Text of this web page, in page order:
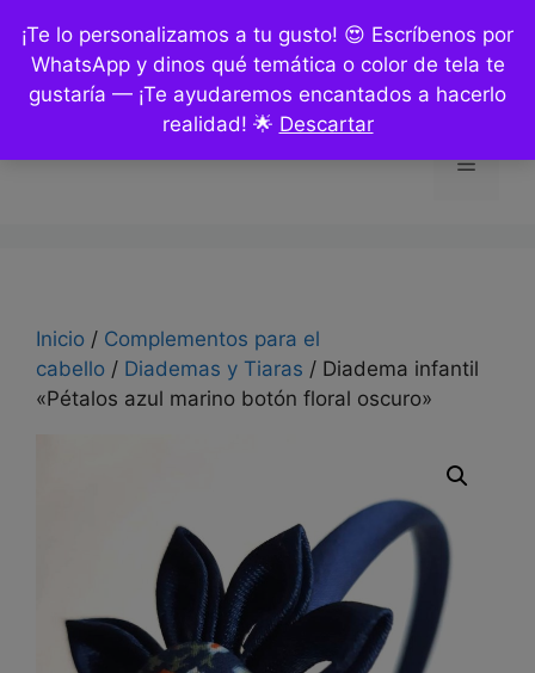
¡Te lo personalizamos a tu gusto! 😍 Escríbenos por
WhatsApp y dinos qué temática o color de tela te
gustaría — ¡Te ayudaremos encantados a hacerlo
realidad! 🌟 Descartar
contenido
Menú
Inicio / Complementos para el
cabello / Diademas y Tiaras / Diadema infantil
«Pétalos azul marino botón floral oscuro»